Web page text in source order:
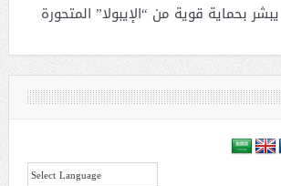
بحماية قوية من “الإيبولا” المتحورة